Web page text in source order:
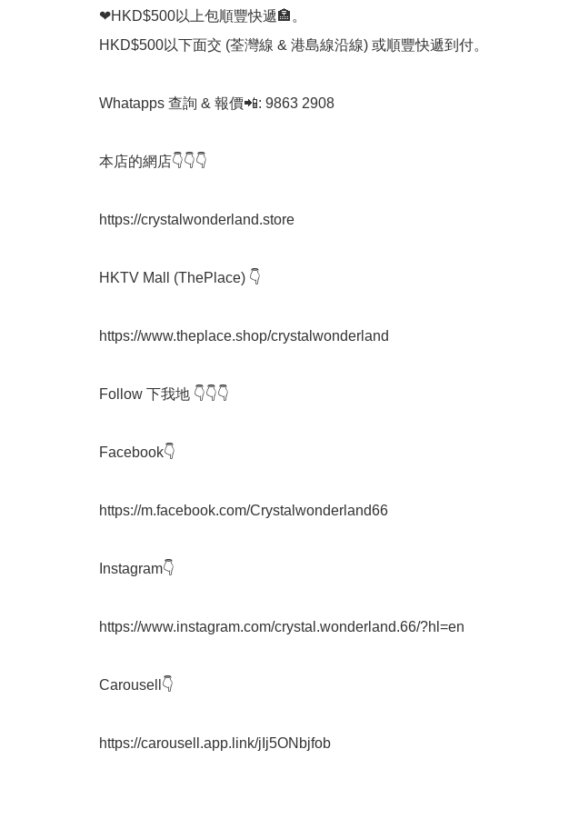
❤HKD$500以上包順豐快遞🏣。
HKD$500以下面交 (荃灣線 & 港島線沿線) 或順豐快遞到付。
Whatapps 查詢 & 報價📲: 9863 2908
本店的網店👇👇👇
https://crystalwonderland.store
HKTV Mall (ThePlace) 👇
https://www.theplace.shop/crystalwonderland
Follow 下我地 👇👇👇
Facebook👇
https://m.facebook.com/Crystalwonderland66
Instagram👇
https://www.instagram.com/crystal.wonderland.66/?hl=en
Carousell👇